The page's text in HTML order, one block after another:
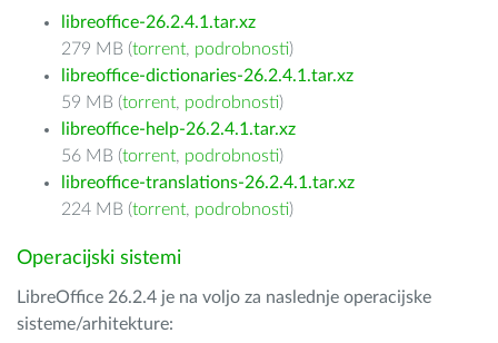
libreoffice-26.2.4.1.tar.xz
279 MB (torrent, podrobnosti)
libreoffice-dictionaries-26.2.4.1.tar.xz
59 MB (torrent, podrobnosti)
libreoffice-help-26.2.4.1.tar.xz
56 MB (torrent, podrobnosti)
libreoffice-translations-26.2.4.1.tar.xz
224 MB (torrent, podrobnosti)
Operacijski sistemi
LibreOffice 26.2.4 je na voljo za naslednje operacijske
sisteme/arhitekture: